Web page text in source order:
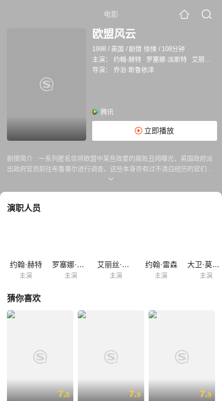
电影
欧盟风云
1998 / 英国 /剧情 惊悚 / 108分钟
主演：
约翰·赫特 罗塞娜·派斯特
艾丽丝·克里奇
导演：
乔治·斯鲁依泽
腾讯
立即播放
剧情简介 : 一系列匿名信将欧盟中某些政要的腐败丑闻曝光，英国政府派
出政府官员前往布鲁塞尔进行调查。这些本身亦有过不清白经历的官们是
否能应对道德挑战呢？本片由三届英国电影学院奖得主、金球奖影帝约翰·
演职人员
约翰·赫特
主演
罗塞娜·派斯特
主演
艾丽丝·克里奇
主演
约翰·雷森
主演
大卫·莫瑞瑟
主演
猜你喜欢
7.0 7.9 7.9